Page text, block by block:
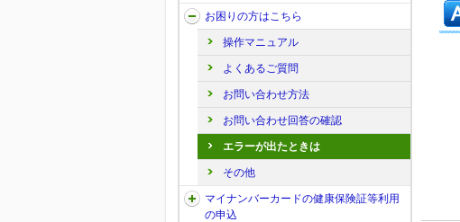
お困りの方はこちら
操作マニュアル
よくあるご質問
お問い合わせ方法
お問い合わせ回答の確認
エラーが出たときは
その他
マイナンバーカードの健康保険証等利用
の申込